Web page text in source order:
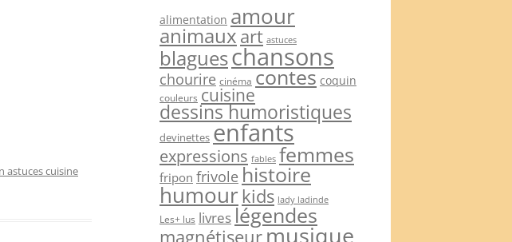
astuces cuisine
alimentation amour
animauxart astuces
blagueschansons
chourire cinéma contes coquin
couleurs cuisine
dessins humoristiques
devinettes enfants
expressions fables femmes
fripon frivole histoire
humour kids lady ladinde
Les+ lus livreslégendes
magnétiseurmusique